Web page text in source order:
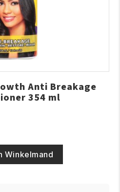
Anti Breakage
354 ml
Winkelmand